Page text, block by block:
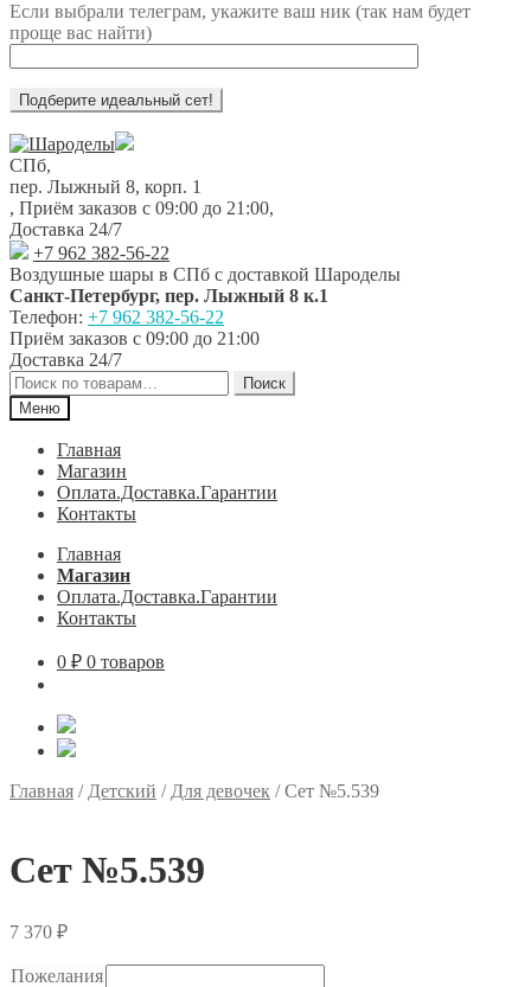
Если выбрали телеграм, укажите ваш ник (так нам будет
проще вас найти)
Перейти
к
навигации
Перейти
к
содержимому
СПб,
пер. Лыжный 8, корп. 1
, Приём заказов с 09:00 до 21:00,
Доставка 24/7
+7 962 382-56-22
Воздушные шары в СПб с доставкой Шароделы
Санкт-Петербург, пер. Лыжный 8 к.1
Телефон: +7 962 382-56-22
Приём заказов с 09:00 до 21:00
Доставка 24/7
Искать:
Поиск
Меню
Главная
Магазин
Оплата.Доставка.Гарантии
Контакты
Главная
Магазин
Оплата.Доставка.Гарантии
Контакты
0 ₽ 0 товаров
Главная / Детский / Для девочек /Сет №5.539
Сет №5.539
7 370 ₽
Пожелания